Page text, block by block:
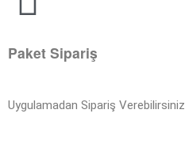
Paket Sipariş
Uygulamadan Sipariş Verebilirsiniz